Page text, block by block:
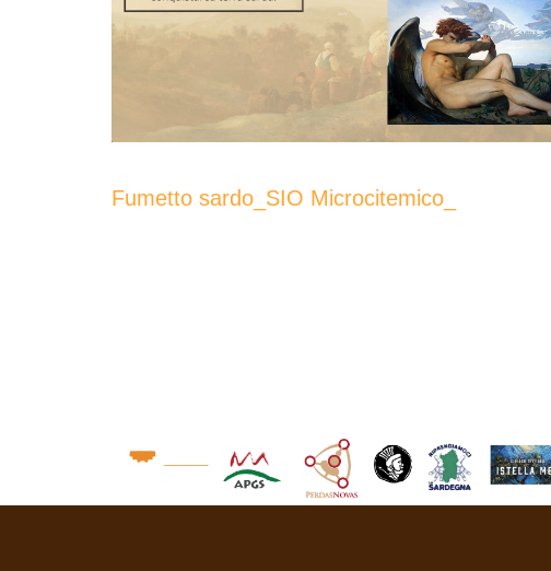
Fumetto sardo_SIO Microcitemico_